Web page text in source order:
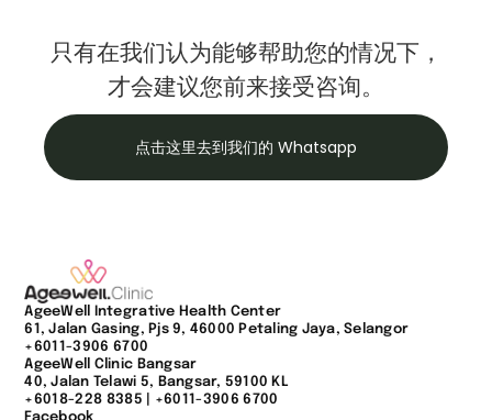
点击这里去到我们的 Whatsapp
只有在我们认为能够帮助您的情况下，
才会建议您前来接受咨询。
AgeeWell Integrative Health Center
61, Jalan Gasing, Pjs 9, 46000 Petaling Jaya, Selangor
+6011-3906 6700
AgeeWell Clinic Bangsar
40, Jalan Telawi 5, Bangsar, 59100 KL
+6018-228 8385
+6011-3906 6700